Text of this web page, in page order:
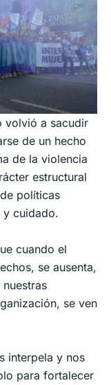
volvió a sacudir
de un hecho
de la violencia
estructural
políticas
y cuidado.
cuando el
se ausenta,
se ven
interpela y nos
para fortalecer